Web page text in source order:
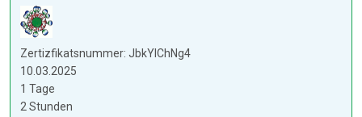
Zertizfikatsnummer: JbkYIChNg4
10.03.2025
1 Tage
2 Stunden